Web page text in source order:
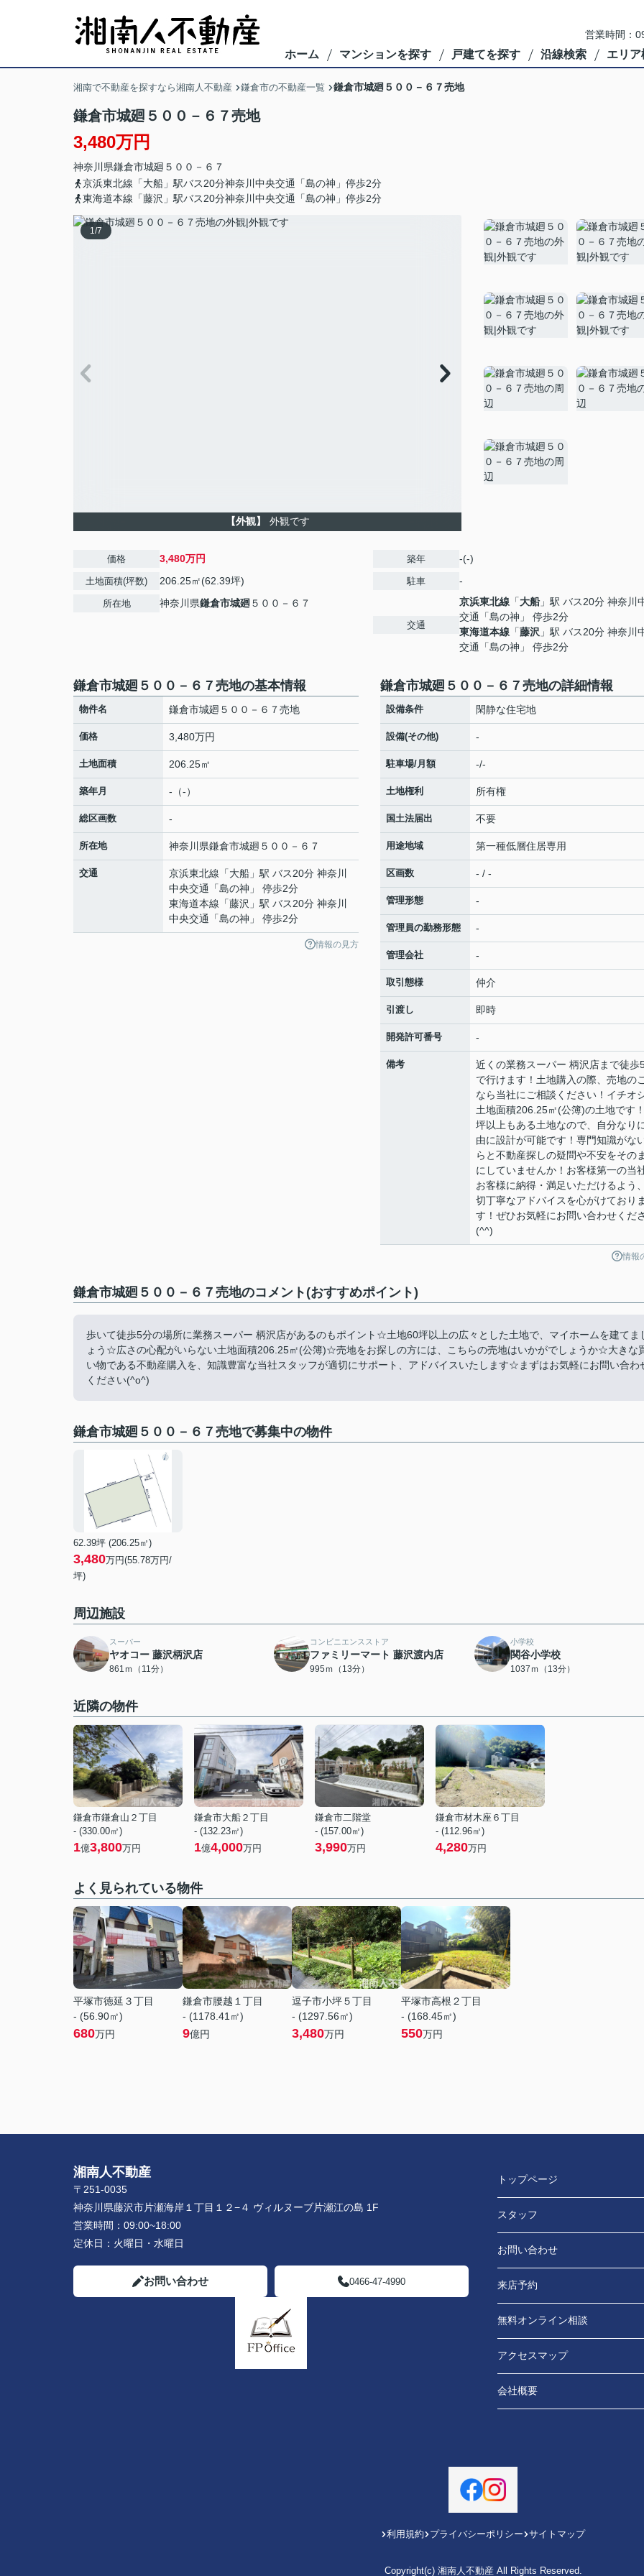
営業時間：
ホーム マンションを探す 戸建てを探す 沿線検索 エリア
湘南で不動産を探すなら湘南人不動産 鎌倉市の不動産一覧 鎌倉市城廻５００－６７売地
鎌倉市城廻５００－６７売地
3,480万円
神奈川県鎌倉市城廻 ５００－６７
京浜東北線「大船」駅バス20分神奈川中央交通「島の神」停歩2分
東海道本線「藤沢」駅バス20分神奈川中央交通「島の神」停歩2分
1/7
【外観】 外観です
価格 3,480万円
土地面積(坪数) 206.25㎡(62.39坪)
所在地 神奈川県鎌倉市城廻 ５００－６７
築年 -(-)
駐車 -
交通
京浜東北線 「大船」駅 バス20分 神奈川
交通「島の神」 停歩2分
東海道本線 「藤沢 」駅 バス20分 神奈川
交通「島の神」 停歩2分
鎌倉市城廻５００－６７売地の基本情報
物件名 鎌倉市城廻５００－６７売地
価格 3,480万円
土地面積 206.25㎡
築年月 -（-）
総区画数 -
所在地 神奈川県鎌倉市城廻 ５００－６７
交通 京浜東北線 「大船 」駅 バス20分 神奈川
中央交通「島の神」 停歩2分
東海道本線 「藤沢 」駅 バス20分 神奈川
中央交通「島の神」 停歩2分
情報の見方
鎌倉市城廻５００－６７売地の詳細情報
設備条件 閑静な住宅地
設備(その他) -
駐車場/月額 -/-
土地権利 所有権
国土法届出 不要
用途地域 第一種低層住居専用
区画数 - / -
管理形態 -
管理員の勤務形態 -
管理会社 -
取引態様 仲介
引渡し 即時
開発許可番号 -
備考
近くの業務スーパー 柄沢店まで徒歩
で行けます！土地購入の際、売地の
なら当社にご相談ください！イチオ
土地面積206.25㎡(公簿)の土地です
坪以上もある土地なので、自分なり
由に設計が可能です！専門知識がな
らと不動産探しの疑問や不安をその
にしていませんか！お客様第一の当
お客様に納得・満足いただけるよう
切丁寧なアドバイスを心がけておりま
す！ぜひお気軽にお問い合わせくだ
(^^)
情報
鎌倉市城廻５００－６７売地のコメント(おすすめポイント)
歩いて徒歩5分の場所に業務スーパー 柄沢店があるのもポイント☆土地60坪以上の広々とした土地で、マイホームを建てま
ょう☆広さの心配がいらない土地面積206.25㎡(公簿)☆売地をお探しの方には、こちらの売地はいかがでしょうか☆大きな
い物である不動産購入を、知識豊富な当社スタッフが適切にサポート、アドバイスいたします☆まずはお気軽にお問い合わ
ください(^o^)
鎌倉市城廻５００－６７売地で募集中の物件
62.39坪 (206.25㎡)
3,480万円(55.78万円/
坪)
周辺施設
スーパー
ヤオコー 藤沢柄沢店
861ｍ（11分）
コンビニエンスストア
ファミリーマート 藤沢渡内店
995ｍ（13分）
小学校
関谷小学校
1037ｍ（13分）
近隣の物件
鎌倉市鎌倉山２丁目
- (330.00㎡)
1億3,800万円
鎌倉市大船２丁目
- (132.23㎡)
1億4,000万円
鎌倉市二階堂
- (157.00㎡)
3,990万円
鎌倉市材木座６丁目
- (112.96㎡)
4,280万円
よく見られている物件
平塚市徳延３丁目
- (56.90㎡)
680万円
鎌倉市腰越１丁目
- (1178.41㎡)
9億円
逗子市小坪５丁目
- (1297.56㎡)
3,480万円
平塚市高根２丁目
- (168.45㎡)
550万円
湘南人不動産
〒251-0035
神奈川県藤沢市片瀬海岸１丁目１２−４ ヴィルヌーブ片瀬江の島 1F
営業時間： 09:00~18:00
定休日： 火曜日・水曜日
お問い合わせ 0466-47-4990
トップページ
スタッフ
お問い合わせ
来店予約
無料オンライン相談
アクセスマップ
会社概要
利用規約 プライバシーポリシー サイトマップ
Copyright(c) 湘南人不動産 All Rights Reserved.